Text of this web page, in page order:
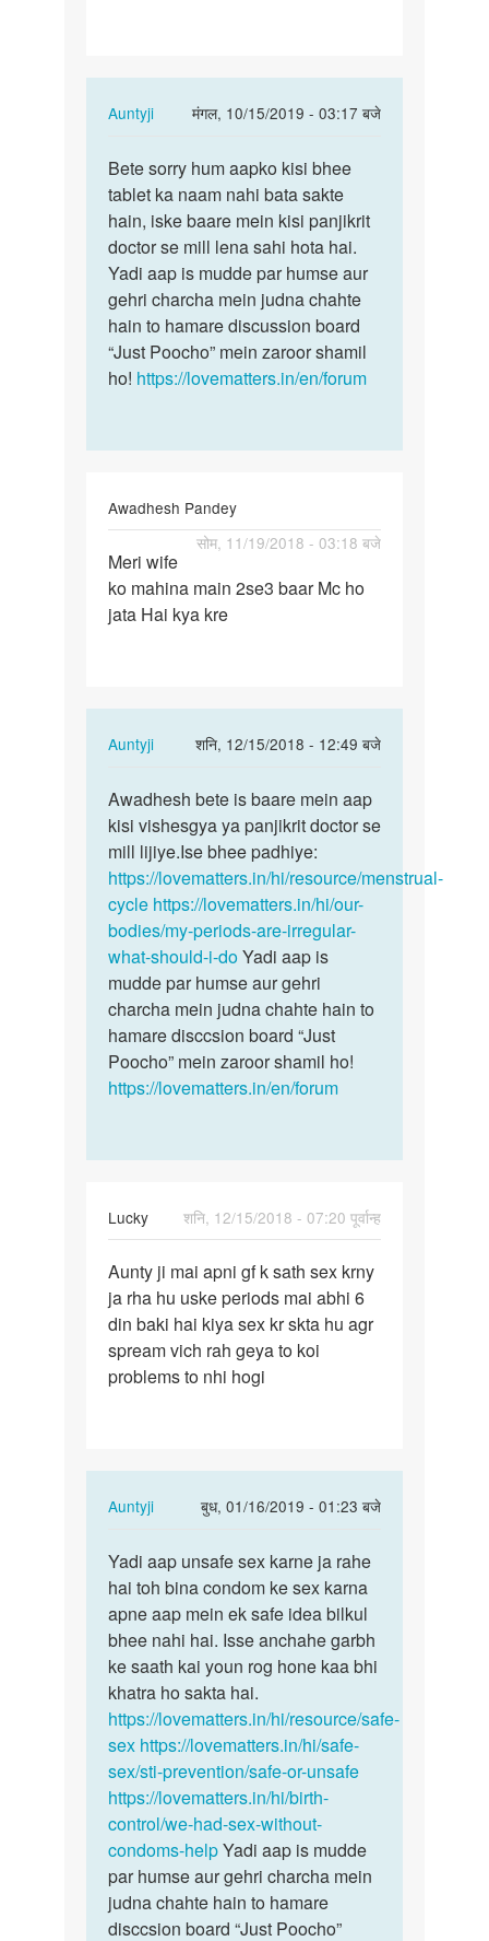
Auntyji
मंगल, 10/15/2019 - 03:17 बजे
In
to
Pregnancy
rokne
k
liye
konsi…
by
अज्ञात
Bete
sorry
hum
aapko
kisi…
Bete sorry hum aapko kisi bhee
tablet ka naam nahi bata sakte
hain, iske baare mein kisi panjikrit
doctor se mill lena sahi hota hai.
Yadi aap is mudde par humse aur
gehri charcha mein judna chahte
hain to hamare discussion board
“Just Poocho” mein zaroor shamil
ho! https://lovematters.in/en/forum
Awadhesh Pandey
सोम, 11/19/2018 - 03:18 बजे
Meri
wife
ko
Meri wife
ko mahina main 2se3 baar Mc ho
jata Hai kya kre
Auntyji
शनि, 12/15/2018 - 12:49 बजे
In
to
Meri
wife
ko
mahina
main…
by
Awadhesh
Pandey
Awadhesh
bete
is
baare
mein…
Awadhesh bete is baare mein aap
kisi vishesgya ya panjikrit doctor se
mill lijiye.Ise bhee padhiye:
https://lovematters.in/hi/resource/menstrual-
cycle https://lovematters.in/hi/our-
bodies/my-periods-are-irregular-
what-should-i-doYadi aap is
mudde par humse aur gehri
charcha mein judna chahte hain to
hamare disccsion board “Just
Poocho” mein zaroor shamil ho!
https://lovematters.in/en/forum
Lucky
शनि, 12/15/2018 - 07:20 पूर्वान्ह
Aunty
ji
mai
apni
gf
Aunty ji mai apni gf k sath sex krny
ja rha hu uske periods mai abhi 6
din baki hai kiya sex kr skta hu agr
spream vich rah geya to koi
problems to nhi hogi
Auntyji
बुध, 01/16/2019 - 01:23 बजे
In
to
Aunty
ji
mai
apni
gf
k
sath…
by
Lucky
Yadi
aap
unsafe
sex
karne
ja…
Yadi aap unsafe sex karne ja rahe
hai toh bina condom ke sex karna
apne aap mein ek safe idea bilkul
bhee nahi hai. Isse anchahe garbh
ke saath kai youn rog hone kaa bhi
khatra ho sakta hai.
https://lovematters.in/hi/resource/safe-
sex https://lovematters.in/hi/safe-
sex/sti-prevention/safe-or-unsafe
https://lovematters.in/hi/birth-
control/we-had-sex-without-
condoms-helpYadi aap is mudde
par humse aur gehri charcha mein
judna chahte hain to hamare
disccsion board “Just Poocho”